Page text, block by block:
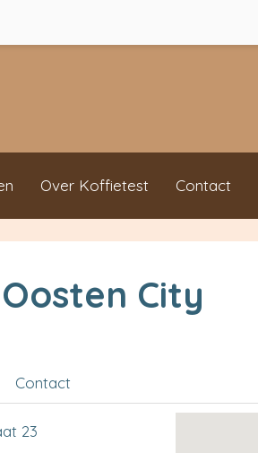
Over Koffietest Contact
City
Contact
23